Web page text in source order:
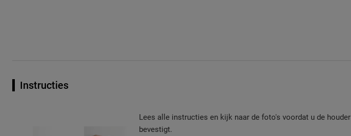
Instructies
Lees alle instructies en kijk naar de foto's voordat u de houder
bevestigt.